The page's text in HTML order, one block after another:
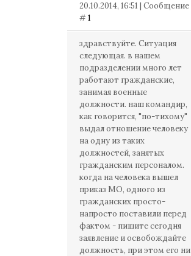
20.10.2014, 16:51 | Сообщение
#1
здравствуйте. Ситуация
следующая. в нашем
подразделении много лет
работают гражданские,
занимая военные
должности. наш командир,
как говорится, "по-тихому"
выдал отношение человеку
на одну из таких
должностей, занятых
гражданским персоналом.
когда на человека вышел
приказ МО, одного из
гражданских просто-
напросто поставили перед
фактом - пишите сегодня
заявление и освобождайте
должность, при этом его ни